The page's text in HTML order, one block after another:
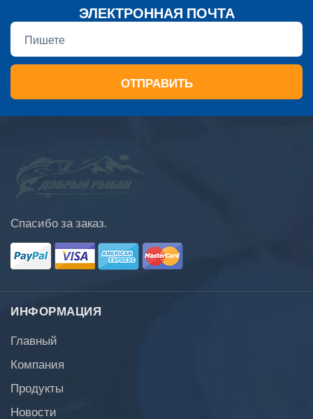
ЭЛЕКТРОННАЯ ПОЧТА
ОТПРАВИТЬ
Спасибо за заказ.
ИНФОРМАЦИЯ
Главный
Компания
Продукты
Новости